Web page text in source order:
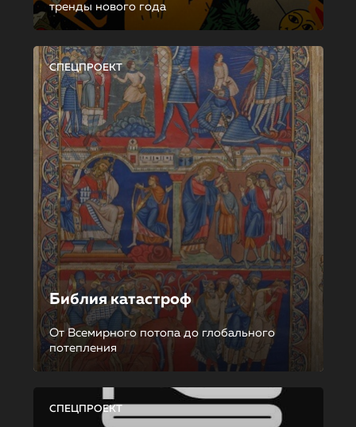
тренды нового года
СПЕЦПРОЕКТ
Библия катастроф
От Всемирного потопа до глобального
потепления
СПЕЦПРОЕКТ